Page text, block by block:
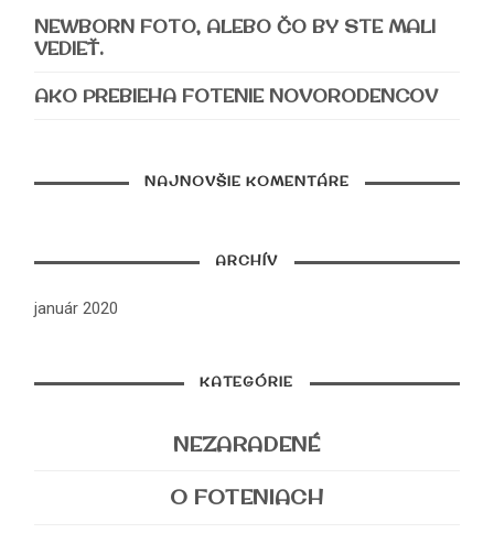
NEWBORN FOTO, ALEBO ČO BY STE MALI
VEDIEŤ.
AKO PREBIEHA FOTENIE NOVORODENCOV
NAJNOVŠIE KOMENTÁRE
ARCHÍV
január 2020
KATEGÓRIE
NEZARADENÉ
O FOTENIACH